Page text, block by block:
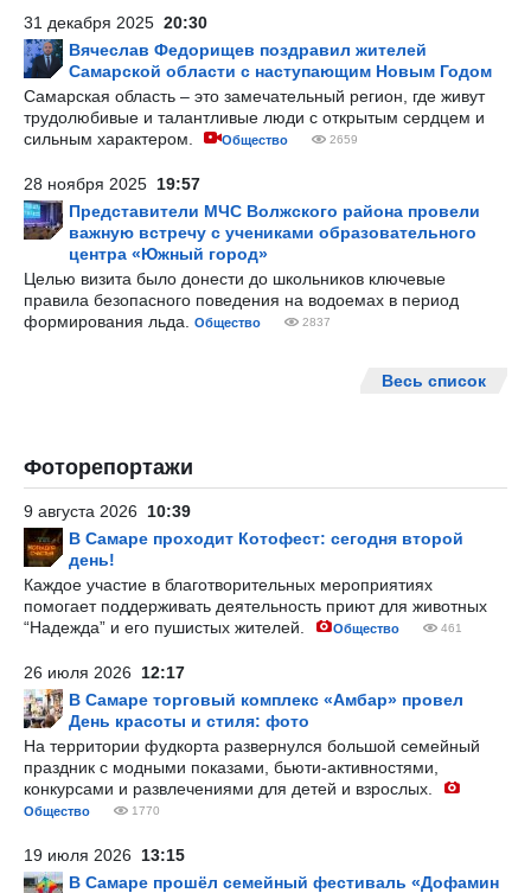
31 декабря 2025 20:30
Вячеслав Федорищев поздравил жителей
Самарской области с наступающим Новым Годом
Самарская область – это замечательный регион, где живут
трудолюбивые и талантливые люди с открытым сердцем и
сильным характером.
Общество 2659
28 ноября 2025 19:57
Представители МЧС Волжского района провели
важную встречу с учениками образовательного
центра «Южный город»
Целью визита было донести до школьников ключевые
правила безопасного поведения на водоемах в период
формирования льда.
Общество 2837
Весь список
Фоторепортажи
9 августа 2026 10:39
В Самаре проходит Котофест: сегодня второй
день!
Каждое участие в благотворительных мероприятиях
помогает поддерживать деятельность приют для животных
“Надежда” и его пушистых жителей.
Общество 461
26 июля 2026 12:17
В Самаре торговый комплекс «Амбар» провел
День красоты и стиля: фото
На территории фудкорта развернулся большой семейный
праздник с модными показами, бьюти-активностями,
конкурсами и развлечениями для детей и взрослых.
Общество 1770
19 июля 2026 13:15
В Самаре прошёл семейный фестиваль «Дофамин